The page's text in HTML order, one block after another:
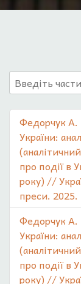
Введіть
Федорчук А.
України:
про події в
року) //
преси.
Федорчук А.
України:
про події в
року) //